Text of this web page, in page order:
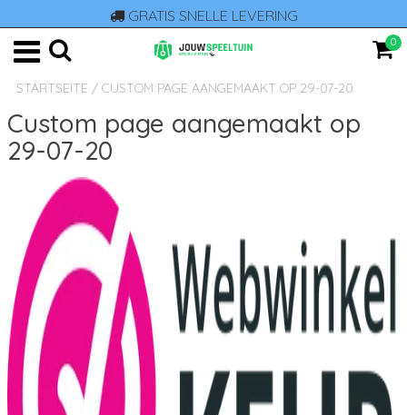
GRATIS SNELLE LEVERING
0
STARTSEITE / CUSTOM PAGE AANGEMAAKT OP 29-07-20
Custom page aangemaakt op
29-07-20